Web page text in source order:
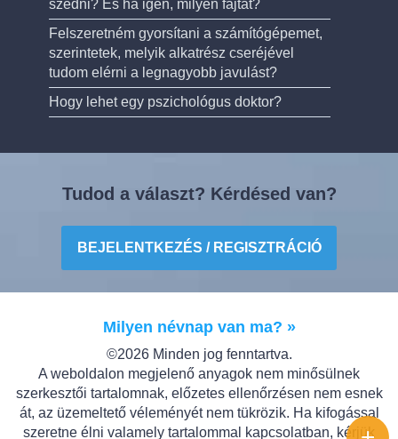
szedni? És ha igen, milyen fajtát?
Felszeretném gyorsítani a számítógépemet,
szerintetek, melyik alkatrész cseréjével
tudom elérni a legnagyobb javulást?
Hogy lehet egy pszichológus doktor?
Tudod a választ? Kérdésed van?
BEJELENTKEZÉS / REGISZTRÁCIÓ
Milyen névnap van ma? »
©2026 Minden jog fenntartva.
A weboldalon megjelenő anyagok nem minősülnek
szerkesztői tartalomnak, előzetes ellenőrzésen nem esnek
át, az üzemeltető véleményét nem tükrözik. Ha kifogással
szeretne élni valamely tartalommal kapcsolatban, kérjük